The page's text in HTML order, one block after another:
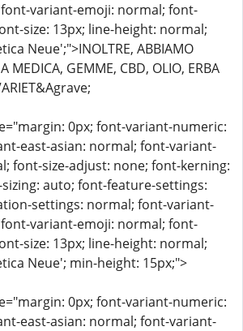
variant-emoji: normal; font-
size: 13px; line-height: normal;
Neue';">INOLTRE, ABBIAMO
MEDICA, GEMME, CBD, OLIO, ERBA
0px; font-variant-numeric:
east-asian: normal; font-variant-
font-size-adjust: none; font-kerning:
auto; font-feature-settings:
settings: normal; font-variant-
variant-emoji: normal; font-
size: 13px; line-height: normal;
Neue'; min-height: 15px;">
0px; font-variant-numeric:
east-asian: normal; font-variant-